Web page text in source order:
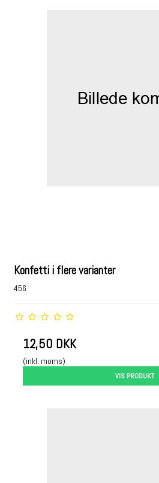
Konfetti i flere varianter
456
12,50 DKK
(inkl. moms)
VIS PRODUKT